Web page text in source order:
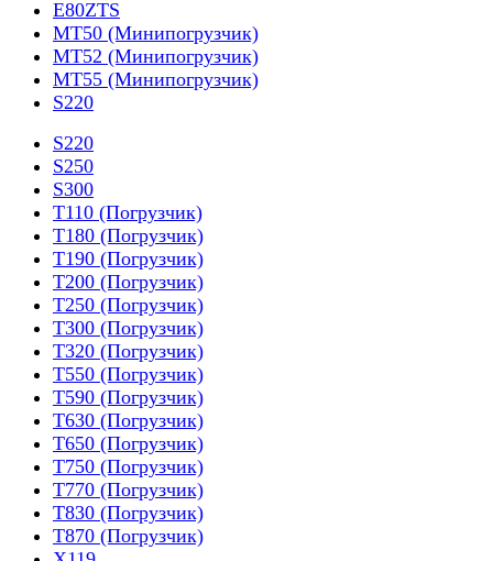
E80ZTS
MT50 (Минипогрузчик)
MT52 (Минипогрузчик)
MT55 (Минипогрузчик)
S220
S220
S250
S300
T110 (Погрузчик)
T180 (Погрузчик)
T190 (Погрузчик)
T200 (Погрузчик)
T250 (Погрузчик)
T300 (Погрузчик)
T320 (Погрузчик)
T550 (Погрузчик)
T590 (Погрузчик)
T630 (Погрузчик)
T650 (Погрузчик)
T750 (Погрузчик)
T770 (Погрузчик)
T830 (Погрузчик)
T870 (Погрузчик)